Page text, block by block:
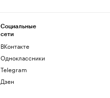
Социальные
сети
ВКонтакте
Одноклассники
Telegram
Дзен